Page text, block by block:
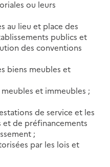
ou leurs
au lieu et place des
publics et
des conventions
biens meubles et
meubles et immeubles ;
de service et les
et de préfinancements
;
par les lois et